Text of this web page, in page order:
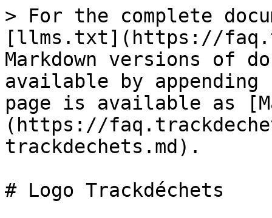
> For the complete
[llms.txt](https://
Markdown versions of
available by
page is available as
(https://
trackdechets.md).
# Logo Trackdéchets